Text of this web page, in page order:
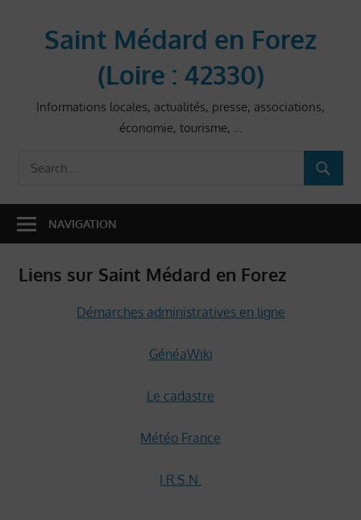
Saint Médard en Forez
(Loire : 42330)
Informations locales, actualités, presse, associations,
économie, tourisme, …
Search
SEARCH
NAVIGATION
Liens sur Saint Médard en Forez
Démarches administratives en ligne
GénéaWiki
Le cadastre
Météo France
I.R.S.N.